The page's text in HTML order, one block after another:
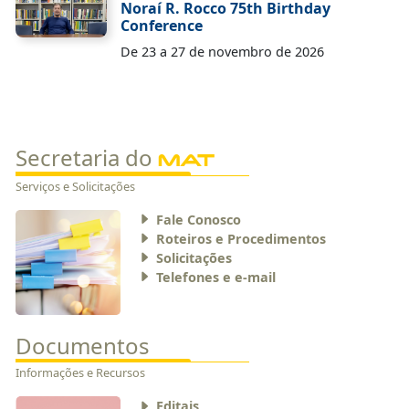
Noraí R. Rocco 75th Birthday
Conference
De 23 a 27 de novembro de 2026
Secretaria do MAT
Serviços e Solicitações
Fale Conosco
Roteiros e Procedimentos
Solicitações
Telefones e e-mail
Documentos
Informações e Recursos